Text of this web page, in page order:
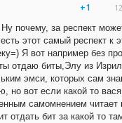
+1
Ну почему, за респект
этот самый респект к
Я вот например без
отдаю биты,Элу из
эмси, которых сам
но вот если какой то
самомнением читает
отдать бит за какой то